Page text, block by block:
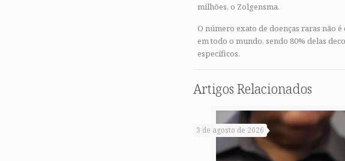
milhões, o Zolgensma.
O número exato de doenças raras não
em todo o mundo, sendo 80% delas
específicos.
Artigos Relacionados
3 de agosto de 2026